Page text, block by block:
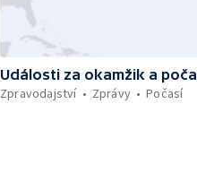
Události za okamžik a
Zpravodajství
Zprávy Počasí